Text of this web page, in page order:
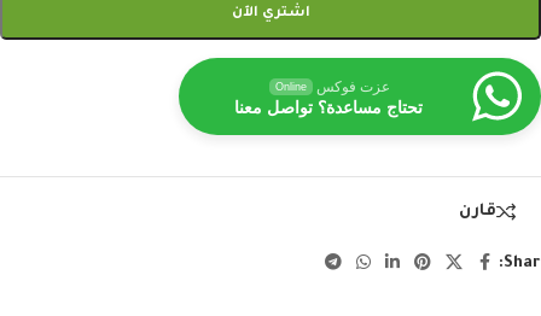
اشتري الآن
عزت فوكس Online
تحتاج مساعدة؟ تواصل معنا
قارن